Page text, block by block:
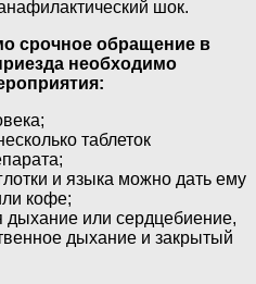
шок.
срочное обращение в
необходимо
таблеток
и языка можно дать ему
кофе;
дыхание или сердцебиение,
дыхание и закрытый